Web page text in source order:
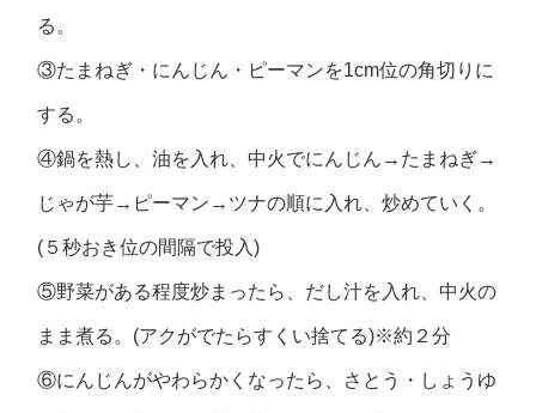
る。
③たまねぎ・にんじん・ピーマンを1cm位の角切りに
する。
④鍋を熱し、油を入れ、中火でにんじん→たまねぎ→
じゃが芋→ピーマン→ツナの順に入れ、炒めていく。
(５秒おき位の間隔で投入)
⑤野菜がある程度炒まったら、だし汁を入れ、中火の
まま煮る。(アクがでたらすくい捨てる)※約２分
⑥にんじんがやわらかくなったら、さとう・しょうゆ